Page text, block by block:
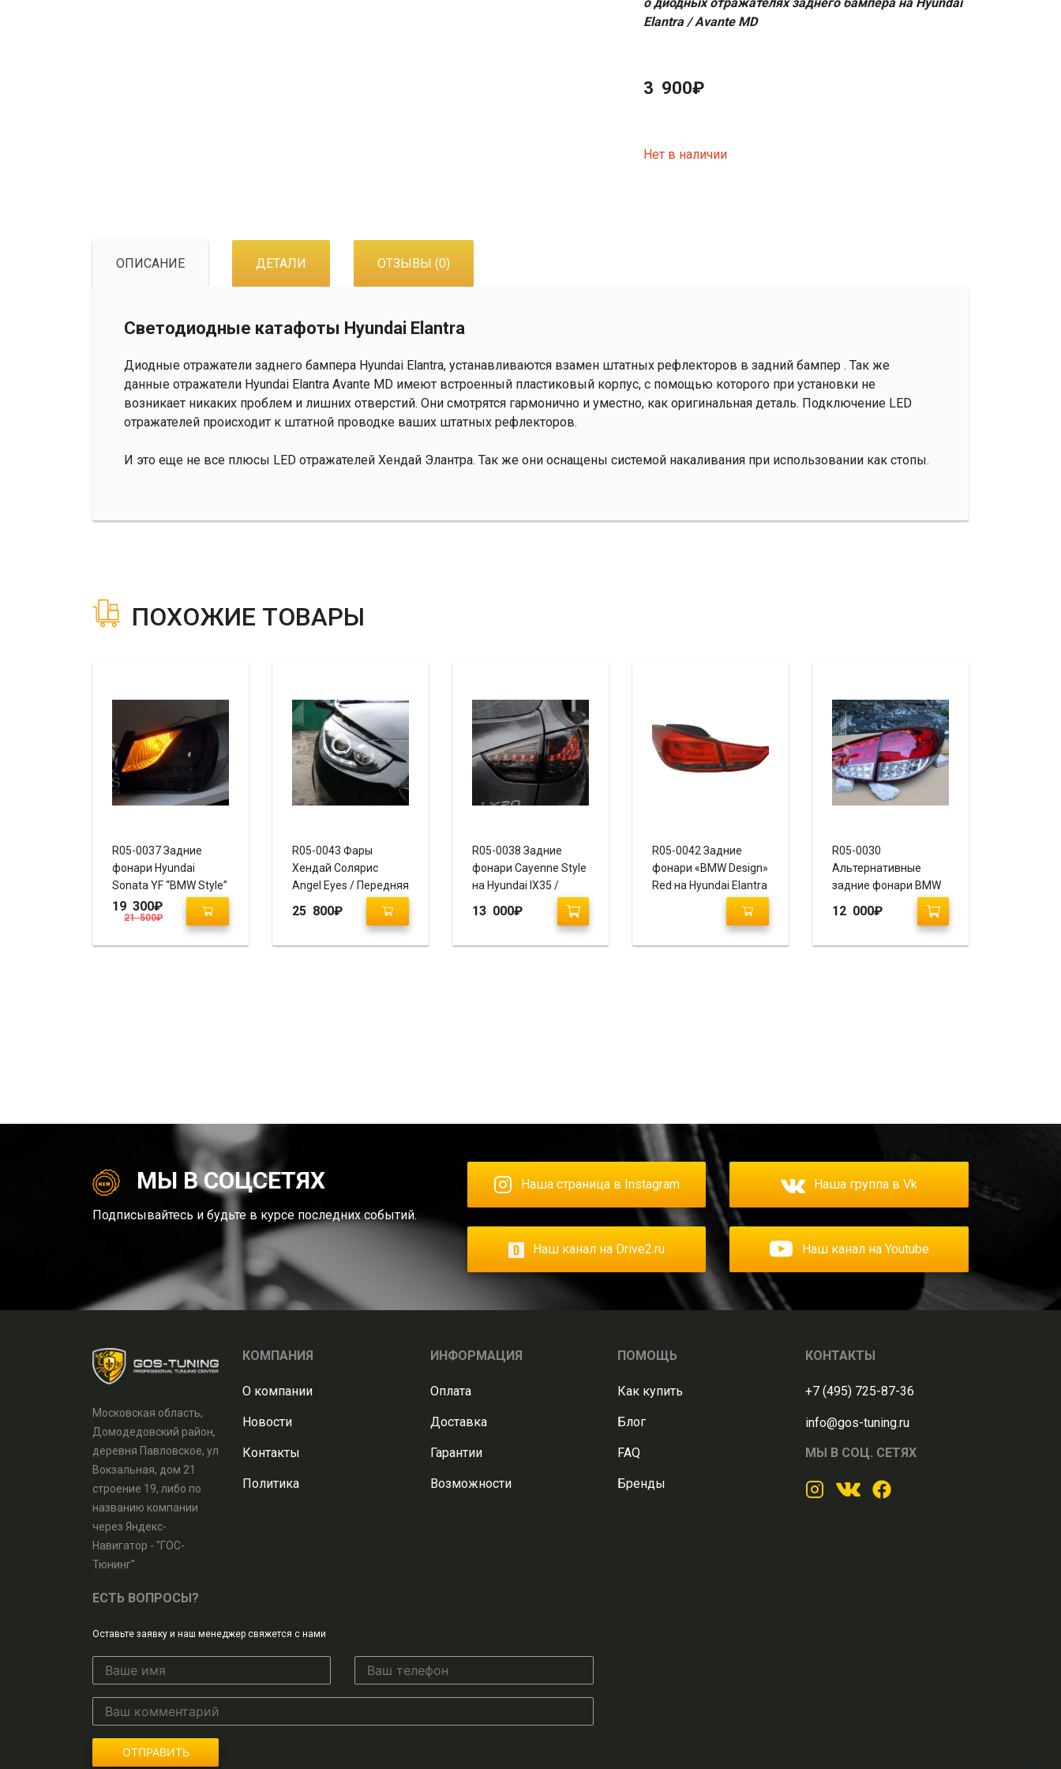
Elantra / Avante MD
3 900₽
Нет в наличии
ОПИСАНИЕ ДЕТАЛИ ОТЗЫВЫ (0)
Светодиодные катафоты Hyundai Elantra
Диодные отражатели заднего бампера Hyundai Elantra, устанавливаются взамен штатных рефлекторов в задний бампер . Так же
данные отражатели Hyundai Elantra Avante MD имеют встроенный пластиковый корпус, с помощью которого при установки не
возникает никаких проблем и лишних отверстий. Они смотрятся гармонично и уместно, как оригинальная деталь. Подключение LED
отражателей происходит к штатной проводке ваших штатных рефлекторов.
И это еще не все плюсы LED отражателей Хендай Элантра. Так же они оснащены системой накаливания при использовании как стопы.
ПОХОЖИЕ ТОВАРЫ
R05-0037 Задние
фонари Hyundai
Sonata YF “BMW Style”
21 500₽
19 300₽
R05-0043 Фары
Хендай Солярис
Angel Eyes / Передняя
25 800₽
R05-0038 Задние
фонари Cayenne Style
на Hyundai IX35 /
(тонированный хром)
13 000₽
R05-0042 Задние
фонари «BMW Design»
Red на Hyundai Elantra
R05-0030
Альтернативные
задние фонари BMW
Design на Hyundai IX35
12 000₽
МЫ В СОЦСЕТЯХ
Подписывайтесь и будьте в курсе последних событий.
Наша страница в Instagram Наша группа в Vk
Наш канал на Drive2.ru Наш канал на Youtube
Московская область,
Домодедовский район,
деревня Павловское, ул
Вокзальная, дом 21
строение 19, либо по
названию компании
через Яндекс-
Навигатор - "ГОС-
Тюнинг"
КОМПАНИЯ
О компании
Новости
Контакты
Политика
ИНФОРМАЦИЯ
Оплата
Доставка
Гарантии
Возможности
ПОМОЩЬ
Как купить
Блог
FAQ
Бренды
КОНТАКТЫ
+7 (495) 725-87-36
info@gos-tuning.ru
МЫ В СОЦ. СЕТЯХ
ЕСТЬ ВОПРОСЫ?
Оставьте заявку и наш менеджер свяжется с нами
ОТПРАВИТЬ